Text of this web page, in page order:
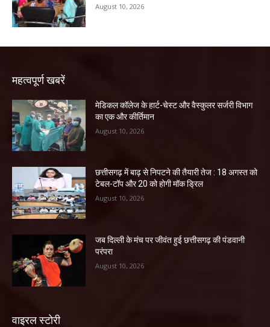
August 10, 2026
महत्वपूर्ण खबरें
​मेडिकल कॉलेज के हार्ट-चेस्ट और वैस्कुलर सर्जरी विभाग
का एक और कीर्तिमान
August 10, 2026
छत्तीसगढ़ में बाढ़ से निपटने की तैयारी तेज : 18 अगस्त को
टेबल-टॉप और 20 को होगी मॉक ड्रिल
August 10, 2026
जब दिल्ली के मंच पर जीवंत हुई छत्तीसगढ़ की पंडवानी
परंपरा
August 10, 2026
वाइरल स्टोरी